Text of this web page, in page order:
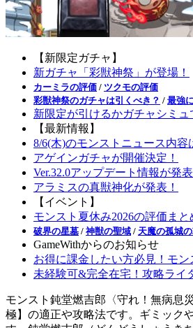
【新限定ガチャ】
新ガチャ「彩獣神祭」が登場！
カーミラの評価 / ツクモの評価
彩獣神祭のガチャは引くべき？ / 最強
新限定が引けるかガチャシミュ
【最新情報】
8/6(木)のモンストニュース内容
アゲインガチャが開催決定！
Ver.32.0アップデート情報が発表
アラミスの真獣神化が発表！
【イベント】
モンスト夏休み2026の評価まと
破界の星墓 / 神獣の聖域 / 天魔の孤城
GameWithからのお知らせ
お得に課金したい方必見！モン
未経験可&完全在宅！攻略ライ
モンスト鈍堂燃吉郎〈守れ！無病息
極】の適正や攻略法です。ギミック